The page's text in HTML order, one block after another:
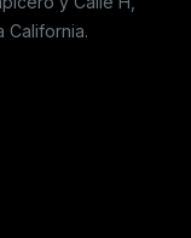
California.